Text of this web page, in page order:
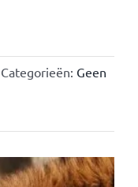
Categorieën: Geen